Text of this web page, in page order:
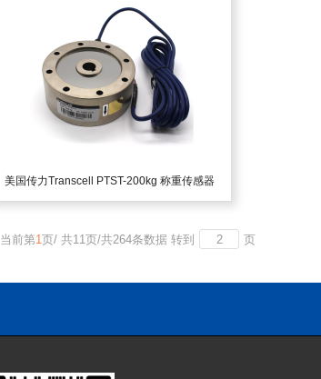
美国传力Transcell PTST-200kg 称重传感器
当前第1页/ 共11页/共264条数据 转到 页